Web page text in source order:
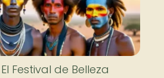
Festival de Belleza